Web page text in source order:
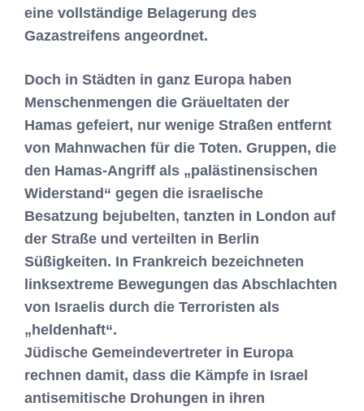
eine vollständige Belagerung des
Gazastreifens angeordnet.
Doch in Städten in ganz Europa haben
Menschenmengen die Gräueltaten der
Hamas gefeiert, nur wenige Straßen entfernt
von Mahnwachen für die Toten. Gruppen, die
den Hamas-Angriff als „palästinensischen
Widerstand“ gegen die israelische
Besatzung bejubelten, tanzten in London auf
der Straße und verteilten in Berlin
Süßigkeiten. In Frankreich bezeichneten
linksextreme Bewegungen das Abschlachten
von Israelis durch die Terroristen als
„heldenhaft“.
Jüdische Gemeindevertreter in Europa
rechnen damit, dass die Kämpfe in Israel
antisemitische Drohungen in ihren